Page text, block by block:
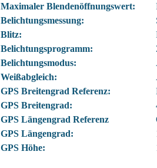
Maximaler Blendenöffnungswert:
Belichtungsmessung:
Blitz:
Belichtungsprogramm:
Belichtungsmodus:
Weißabgleich:
GPS Breitengrad Referenz:
GPS Breitengrad:
GPS Längengrad Referenz
GPS Längengrad:
GPS Höhe: